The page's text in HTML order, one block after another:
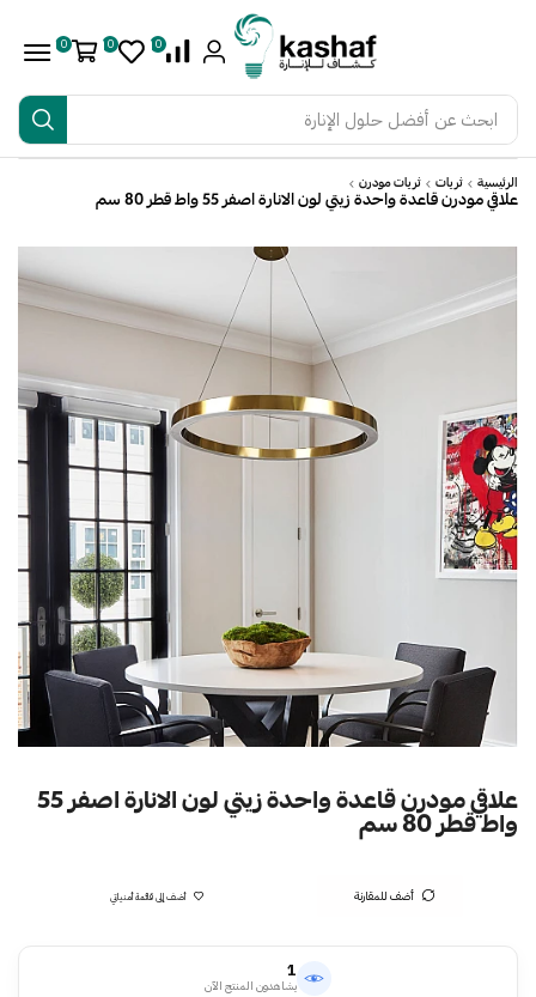
ابحث عن أفضل حلول الإنارة
0
0
0
الرئيسية ثريات ثريات مودرن
علاقي مودرن قاعدة واحدة زيتي لون الانارة اصفر 55 واط قطر 80 سم
علاقي مودرن قاعدة واحدة زيتي لون الانارة اصفر 55
واط قطر 80 سم
أضف للمقارنة أضف إلى قائمة أمنياتي
1
يشاهدون المنتج الآن